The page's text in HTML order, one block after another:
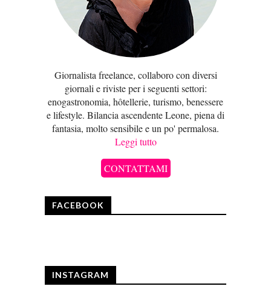
Giornalista freelance, collaboro con diversi
giornali e riviste per i seguenti settori:
enogastronomia, hôtellerie, turismo, benessere
e lifestyle. Bilancia ascendente Leone, piena di
fantasia, molto sensibile e un po' permalosa.
Leggi tutto
CONTATTAMI
FACEBOOK
INSTAGRAM